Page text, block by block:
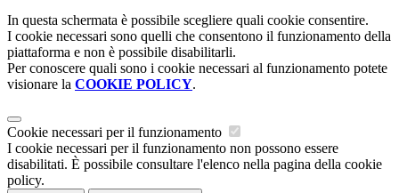
In questa schermata è possibile scegliere quali cookie consentire.
I cookie necessari sono quelli che consentono il funzionamento della
piattaforma e non è possibile disabilitarli.
Per conoscere quali sono i cookie necessari al funzionamento potete
visionare la COOKIE POLICY.
Cookie necessari per il funzionamento
I cookie necessari per il funzionamento non possono essere
disabilitati. È possibile consultare l'elenco nella pagina della cookie
policy.